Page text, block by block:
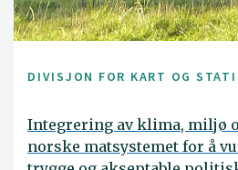
DIVISJON FOR KART OG
Integrering av klima, miljø
norske matsystemet for å